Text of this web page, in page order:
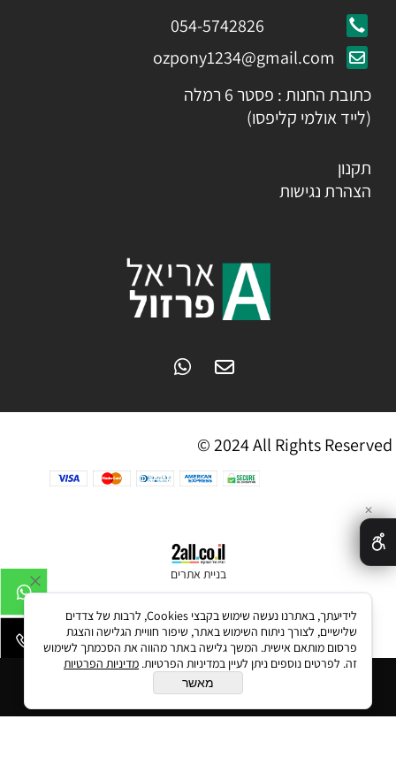
הוסף לסל
054-5742826
ozpony1234@gmail.com
כתובת החנות : פסטר 6 רמלה
(לייד אולמי קליפסו)
תקנון
הצהרת נגישות
© 2024 All Rights Reserved
בניית אתרים
✕
לידיעתך, באתרנו נעשה שימוש בקבצי Cookies, לרבות של צדדים
שלישיים, לצורך ניתוח השימוש באתר, שיפור חוויית הגלישה והצגת
פרסום מותאם אישית. המשך גלישה באתר מהווה את הסכמתך לשימוש
זה. לפרטים נוספים ניתן לעיין במדיניות הפרטיות. מדיניות הפרטיות
מאשר